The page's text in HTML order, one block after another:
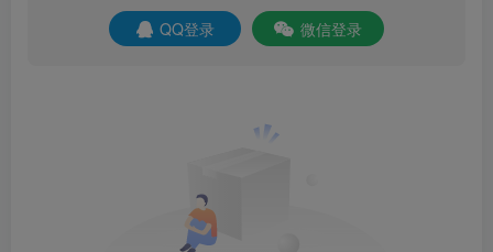
QQ登录 微信登录